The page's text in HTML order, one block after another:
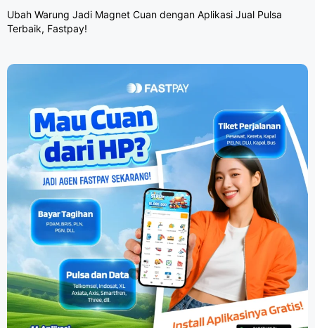
Ubah Warung Jadi Magnet Cuan dengan Aplikasi Jual Pulsa
Terbaik, Fastpay!